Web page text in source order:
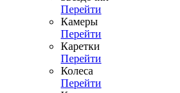
Перейти
Камеры
Перейти
Каретки
Перейти
Колеса
Перейти